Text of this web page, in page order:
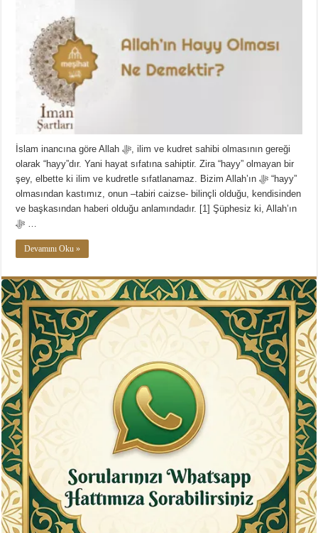
İslam inancına göre Allah ﷻ, ilim ve kudret sahibi olmasının gereği
olarak “hayy”dır. Yani hayat sıfatına sahiptir. Zira “hayy” olmayan bir
şey, elbette ki ilim ve kudretle sıfatlanamaz. Bizim Allah’ın ﷻ “hayy”
olmasından kastımız, onun –tabiri caizse- bilinçli olduğu, kendisinden
ve başkasından haberi olduğu anlamındadır. [1] Şüphesiz ki, Allah’ın
ﷻ …
Devamını Oku »